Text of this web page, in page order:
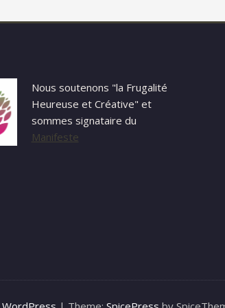
Nous soutenons "la Frugalité
Heureuse et Créative" et
sommes signataire du
Manifeste